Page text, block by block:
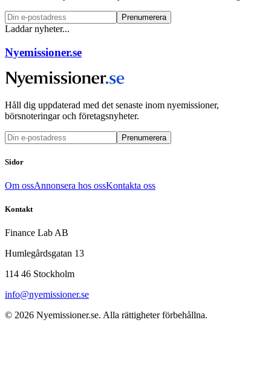
Prenumerera
Laddar nyheter...
Nyemissioner.se
Håll dig uppdaterad med det senaste inom nyemissioner,
börsnoteringar och företagsnyheter.
Prenumerera
Sidor
Om ossAnnonsera hos ossKontakta oss
Kontakt
Finance Lab AB
Humlegårdsgatan 13
114 46 Stockholm
info@nyemissioner.se
© 2026 Nyemissioner.se. Alla rättigheter förbehållna.